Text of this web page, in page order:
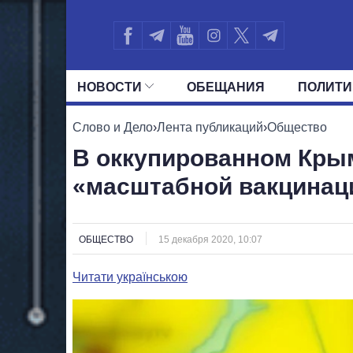
НОВОСТИ ОБЕЩАНИЯ
ВСЕ ПОЛИТИКИ ПРЕЗИДЕНТ И
Слово и Дело›Лента публикаций›Общество
В оккупированном
«масштабной
ОБЩЕСТВО 15 декабря 2020, 10:07
Читати українською